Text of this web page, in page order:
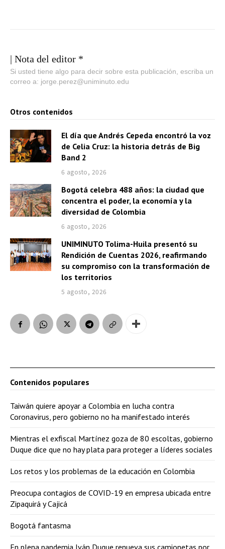
| Nota del editor *
Si usted tiene algo para decir sobre esta publicación, escriba un
correo a: jorge.perez@uniminuto.edu
Otros contenidos
El día que Andrés Cepeda encontró la voz
de Celia Cruz: la historia detrás de Big
Band 2
6 agosto, 2026
Bogotá celebra 488 años: la ciudad que
concentra el poder, la economía y la
diversidad de Colombia
6 agosto, 2026
UNIMINUTO Tolima-Huila presentó su
Rendición de Cuentas 2026, reafirmando
su compromiso con la transformación de
los territorios
5 agosto, 2026
Contenidos populares
Taiwán quiere apoyar a Colombia en lucha contra
Coronavirus, pero gobierno no ha manifestado interés
Mientras el exfiscal Martínez goza de 80 escoltas, gobierno
Duque dice que no hay plata para proteger a líderes sociales
Los retos y los problemas de la educación en Colombia
Preocupa contagios de COVID-19 en empresa ubicada entre
Zipaquirá y Cajicá
Bogotá fantasma